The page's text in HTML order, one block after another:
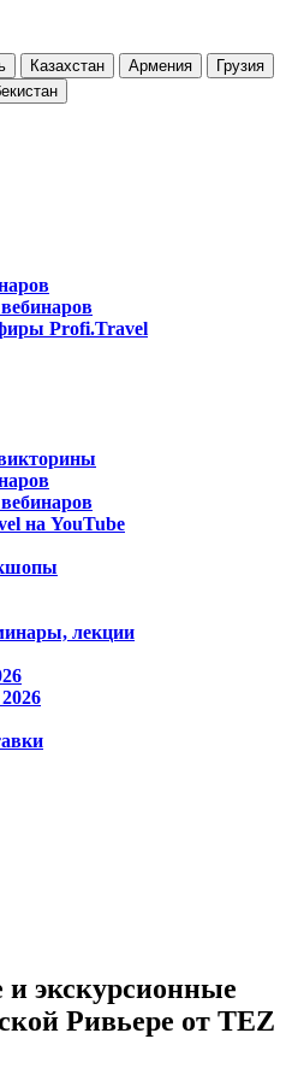
Казахстан Армения
Грузия
Profi.Travel
на YouTube
лекции
экскурсионные
Ривьере от TEZ